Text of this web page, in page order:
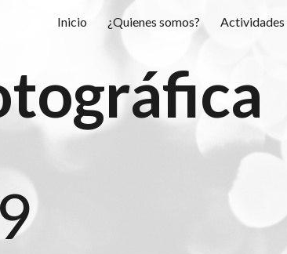
Skip to navigation
Inicio ¿Quienes somos? Actividades